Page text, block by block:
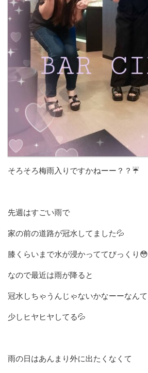
そろそろ梅雨入りですかねーー？？ ☔️
先週はすごい雨で
家の前の道路が冠水してました💦
膝くらいまで水が浸かっててびっくり😳
なので最近は雨が降ると
冠水しちゃうんじゃないかなーーなんて
少しヒヤヒヤしてる💦
雨の日はあんまり外に出たくなくて